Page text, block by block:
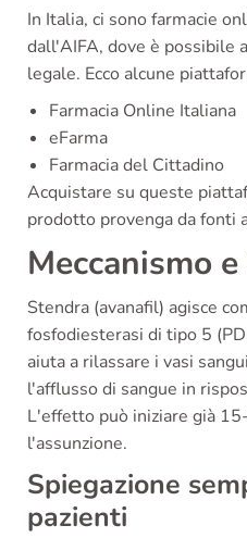
In Italia, ci sono farmacie
dall'AIFA, dove è possibile
legale. Ecco alcune
Farmacia Online Italiana
eFarma
Farmacia del Cittadino
Acquistare su queste
prodotto provenga da fonti
Meccanismo
Stendra (avanafil) agisce
fosfodiesterasi di tipo 5
aiuta a rilassare i vasi
l'afflusso di sangue in
L'effetto può iniziare già
l'assunzione.
Spiegazione
pazienti